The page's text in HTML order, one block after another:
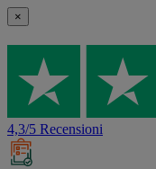
×
4,3/5 Recensioni